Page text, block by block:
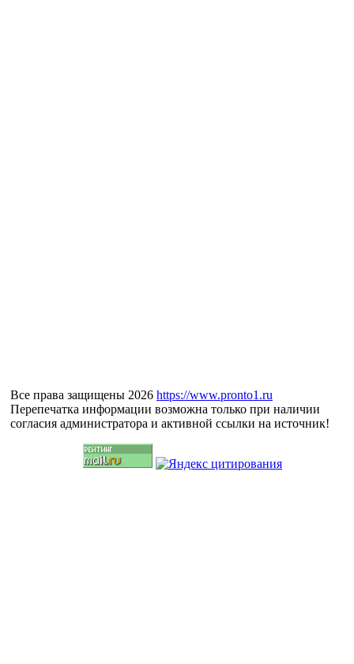
Все права защищены 2026 https://www.pronto1.ru
Перепечатка информации возможна только при наличии
согласия администратора и активной ссылки на источник!